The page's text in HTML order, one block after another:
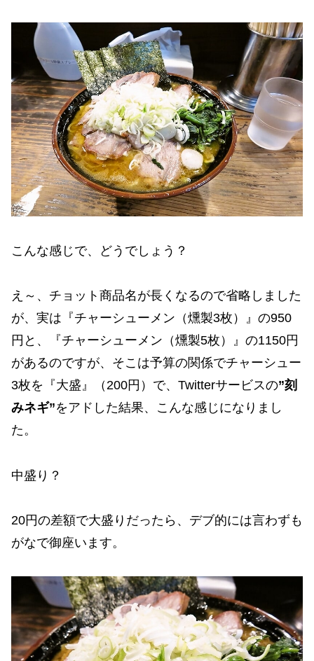
こんな感じで、どうでしょう？
え～、チョット商品名が長くなるので省略しました
が、実は『チャーシューメン（燻製3枚）』の950
円と、『チャーシューメン（燻製5枚）』の1150円
があるのですが、そこは予算の関係でチャーシュー
3枚を『大盛』（200円）で、Twitterサービスの”刻
みネギ”をアドした結果、こんな感じになりまし
た。
中盛り？
20円の差額で大盛りだったら、デブ的には言わずも
がなで御座います。